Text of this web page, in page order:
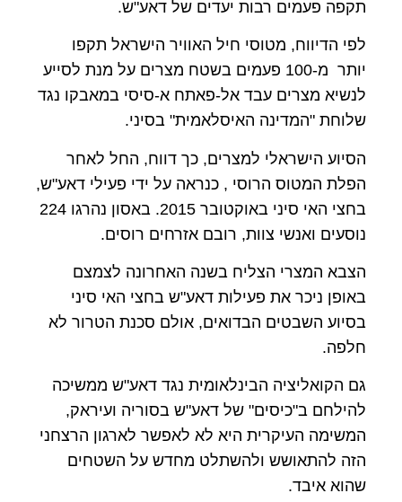
תקפה פעמים רבות יעדים של דאע"ש.
לפי הדיווח, מטוסי חיל האוויר הישראל תקפו
יותר מ-100 פעמים בשטח מצרים על מנת לסייע
לנשיא מצרים עבד אל-פאתח א-סיסי במאבקו נגד
שלוחת "המדינה האיסלאמית" בסיני.
הסיוע הישראלי למצרים, כך דווח, החל לאחר
הפלת המטוס הרוסי , כנראה על ידי פעילי דאע"ש,
בחצי האי סיני באוקטובר 2015. באסון נהרגו 224
נוסעים ואנשי צוות, רובם אזרחים רוסים.
הצבא המצרי הצליח בשנה האחרונה לצמצם
באופן ניכר את פעילות דאע"ש בחצי האי סיני
בסיוע השבטים הבדואים, אולם סכנת הטרור לא
חלפה.
גם הקואליציה הבינלאומית נגד דאע"ש ממשיכה
להילחם ב"כיסים" של דאע"ש בסוריה ועיראק,
המשימה העיקרית היא לא לאפשר לארגון הרצחני
הזה להתאושש ולהשתלט מחדש על השטחים
שהוא איבד.